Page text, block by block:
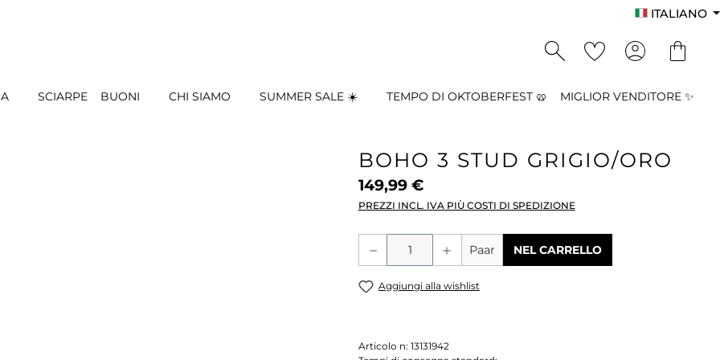
ITALIANO
SCIARPE BUONI CHI SIAMO SUMMER SALE ☀️ TEMPO DI OKTOBERFEST 🥨 MIGLIOR VENDITORE ✨
BOHO 3 STUD GRIGIO/ORO
149,99 €
PREZZI INCL. IVA PIÙ COSTI DI SPEDIZIONE
Quantità del prodotto: inserisci la
Paar NEL CARRELLO
Aggiungi alla wishlist
Articolo n: 13131942